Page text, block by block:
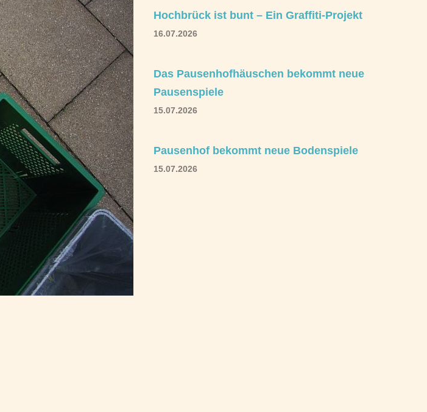
Hochbrück ist bunt – Ein Graffiti-Projekt
16.07.2026
Das Pausenhofhäuschen bekommt neue
Pausenspiele
15.07.2026
Pausenhof bekommt neue Bodenspiele
15.07.2026